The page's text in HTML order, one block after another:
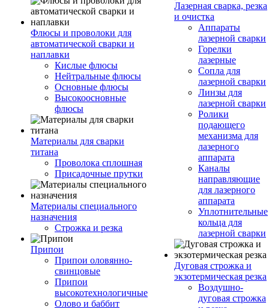
Флюсы и проволоки для
автоматической сварки и
наплавки
Кислые флюсы
Нейтральные флюсы
Основные флюсы
Высокоосновные
флюсы
Материалы для сварки
титана
Проволока сплошная
Присадочные прутки
Материалы специального
назначения
Строжка и резка
Припои
Припои оловянно-
свинцовые
Припои
высокотехнологичные
Олово и баббит
Лазерная сварка, резка
и очистка
Аппараты
лазерной сварки
Горелки
лазерные
Сопла для
лазерной сварки
Линзы для
лазерной сварки
Ролики
подающего
механизма для
лазерного
аппарата
Каналы
направляющие
для лазерного
аппарата
Уплотнительные
кольца для
лазерной сварки
Дуговая строжка и
экзотермическая резка
Воздушно-
дуговая строжка